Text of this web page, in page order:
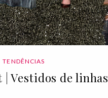
TENDÊNCIAS
Vestidos de linhas